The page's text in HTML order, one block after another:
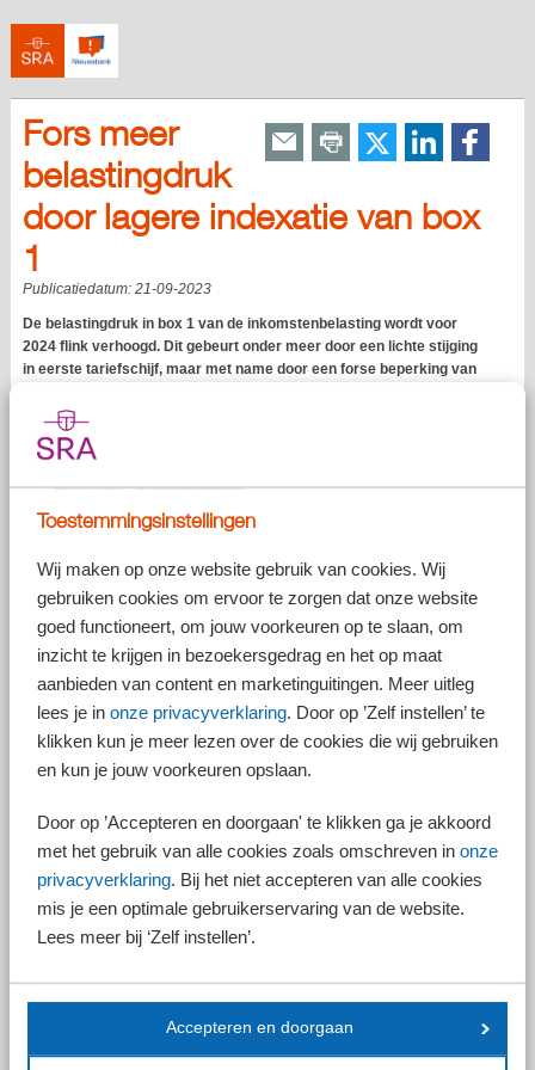
Toestemmingsinstellingen
Wij maken op onze website gebruik van cookies. Wij
gebruiken cookies om ervoor te zorgen dat onze website
goed functioneert, om jouw voorkeuren op te slaan, om
inzicht te krijgen in bezoekersgedrag en het op maat
aanbieden van content en marketinguitingen. Meer uitleg
lees je in onze privacyverklaring. Door op ’Zelf instellen’ te
klikken kun je meer lezen over de cookies die wij gebruiken
en kun je jouw voorkeuren opslaan.
Door op ’Accepteren en doorgaan' te klikken ga je akkoord
met het gebruik van alle cookies zoals omschreven in onze
privacyverklaring. Bij het niet accepteren van alle cookies
mis je een optimale gebruikerservaring van de website.
Lees meer bij ‘Zelf instellen’.
Accepteren en doorgaan
Fors meer
belastingdruk
door lagere indexatie van box
1
Publicatiedatum: 21-09-2023
De belastingdruk in box 1 van de inkomstenbelasting wordt voor
2024 flink verhoogd. Dit gebeurt onder meer door een lichte stijging
in eerste tariefschijf, maar met name door een forse beperking van
Belastingplan 2024, dat op Prinsjesdag is gepresenteerd.
Stijging tarief eerste tariefschijf
In de voorstellen wordt het tarief van de eerste tariefschijf in box 1 iets
verhoogd van 36,93% naar 36,97%. Dit tarief geldt in 2024 tot een
inkomen van € 75.624. Deze tariefsverhoging gaat maximaal € 30 meer
aan belasting kosten.
Indexatie tariefschijf fors beperkt
De tariefschijf in box 1 word jaarlijks gecorrigeerd aan de hand van de
inflatie. Vanwege de actuele hoge inflatie zou de tweede tariefschijf
volgend jaar in eerste instantie met 9,9% worden aangepast. Het
kabinet stelt echter voor deze schijf slechts met 3,55% te verhogen. Dit
betekent dat het toptarief van 49,5% al betaald moet worden vanaf een
inkomen van € 75.625 in plaats van € 80.262. Dit kan een